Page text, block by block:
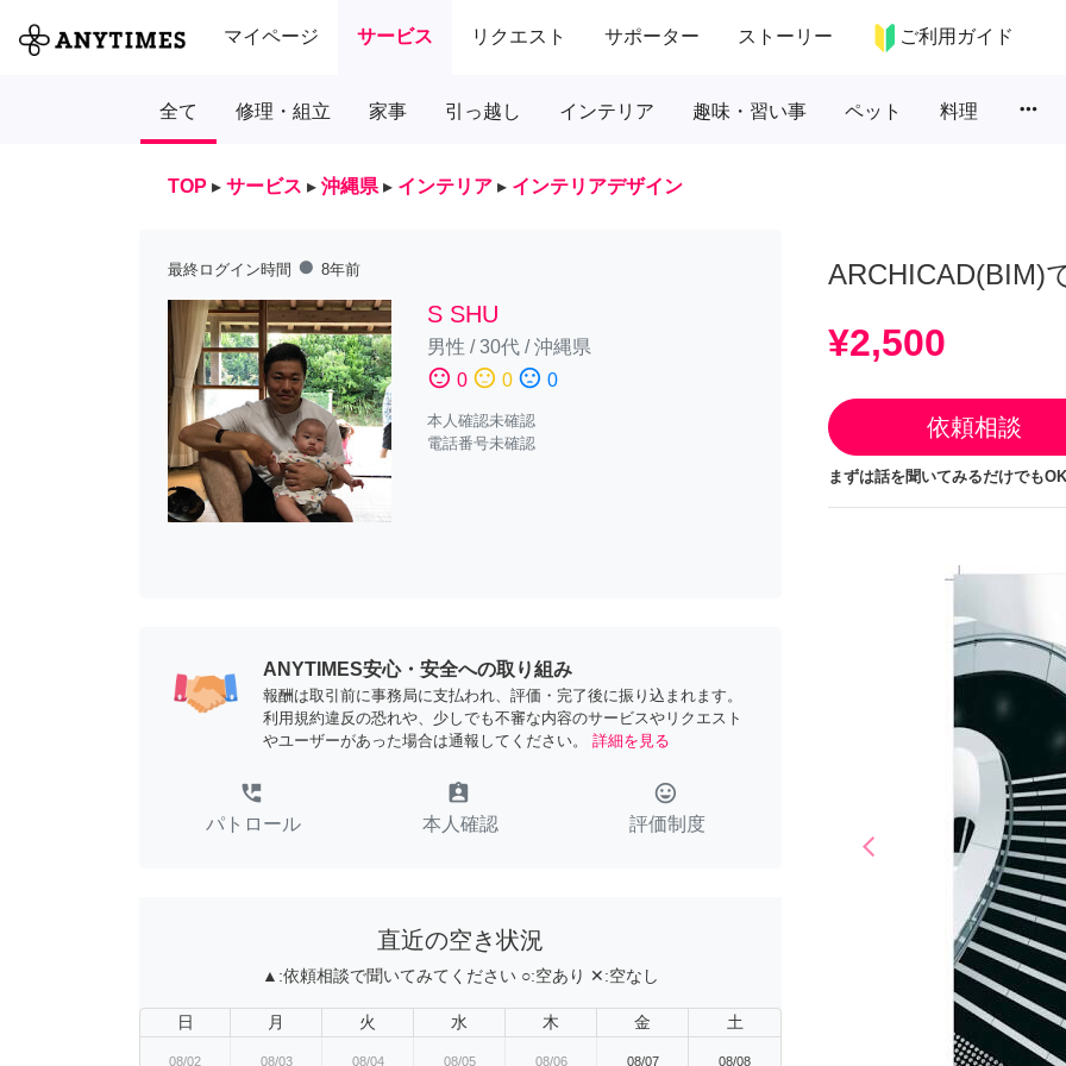
マイページ サービス リクエスト サポーター ストーリー ご利用ガイド
全て 修理・組立 家事 引っ越し インテリア 趣味・習い事 ペット 料理 more_horiz
TOP ▸ サービス ▸ 沖縄県 ▸ インテリア ▸ インテリアデザイン
最終ログイン時間 fiber_manual_record 8年前
S SHU
男性 /30代/沖縄県
sentiment_satisfied 0 sentiment_neutral 0 sentiment_dissatisfied 0
本人確認未確認
電話番号未確認
ANYTIMES安心・安全への取り組み
報酬は取引前に事務局に支払われ、評価・完了後に振り込まれます。
利用規約違反の恐れや、少しでも不審な内容のサービスやリクエスト
やユーザーがあった場合は通報してください。
詳細を見る
perm_phone_msg
パトロール
assignment_ind
本人確認
tag_faces
評価制度
直近の空き状況
▲:依頼相談で聞いてみてください ○:空あり ✕:空なし
日 月 火 水 木 金 土
08/02 08/03 08/04 08/05 08/06 08/07 08/08
ARCHICAD(BIM)
¥2,500
依頼相談
まずは話を聞いてみるだけでも
arrow_back_iosPrevious